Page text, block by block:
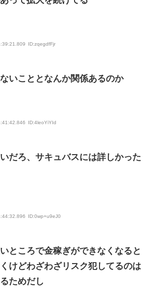
ID:zqegdfFjr
いこととなんか関係あるのか
ID:4leoYiYId
だろ、サキュバスには詳しかった
ID:0wp+u9eJ0
ところで金稼ぎができなくなると
けどわざわざリスク犯してるのは
ためだし